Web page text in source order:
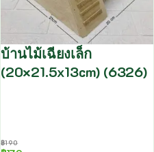
บ้านไม้เฉียงเล็ก
(20×21.5x13cm) (6326)
฿190